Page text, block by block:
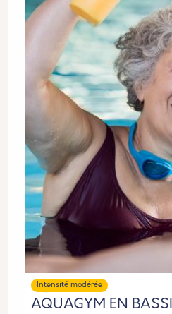
Intensité modérée
AQUAGYM EN